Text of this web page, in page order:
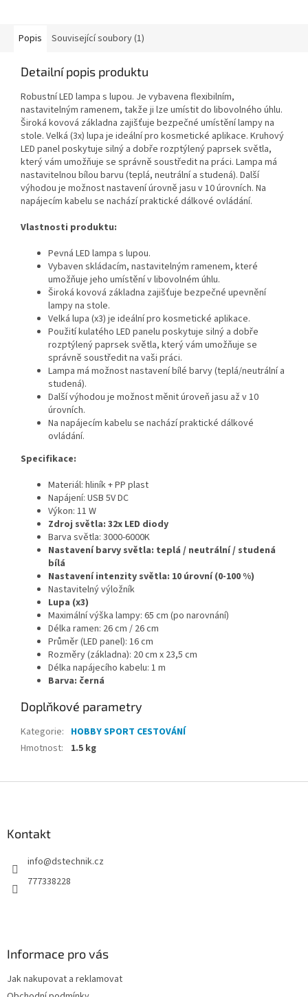
Popis Související soubory (1)
Detailní popis produktu
Robustní LED lampa s lupou. Je vybavena flexibilním,
nastavitelným ramenem, takže ji lze umístit do libovolného úhlu.
Široká kovová základna zajišťuje bezpečné umístění lampy na
stole. Velká (3x) lupa je ideální pro kosmetické aplikace. Kruhový
LED panel poskytuje silný a dobře rozptýlený paprsek světla,
který vám umožňuje se správně soustředit na práci. Lampa má
nastavitelnou bílou barvu (teplá, neutrální a studená). Další
výhodou je možnost nastavení úrovně jasu v 10 úrovních. Na
napájecím kabelu se nachází praktické dálkové ovládání.
Vlastnosti produktu:
Pevná LED lampa s lupou.
Vybaven skládacím, nastavitelným ramenem, které
umožňuje jeho umístění v libovolném úhlu.
Široká kovová základna zajišťuje bezpečné upevnění
lampy na stole.
Velká lupa (x3) je ideální pro kosmetické aplikace.
Použití kulatého LED panelu poskytuje silný a dobře
rozptýlený paprsek světla, který vám umožňuje se
správně soustředit na vaši práci.
Lampa má možnost nastavení bílé barvy (teplá/neutrální a
studená).
Další výhodou je možnost měnit úroveň jasu až v 10
úrovních.
Na napájecím kabelu se nachází praktické dálkové
ovládání.
Specifikace:
Materiál: hliník + PP plast
Napájení: USB 5V DC
Výkon: 11 W
Zdroj světla: 32x LED diody
Barva světla: 3000-6000K
Nastavení barvy světla: teplá / neutrální / studená
bílá
Nastavení intenzity světla: 10 úrovní (0-100 %)
Nastavitelný výložník
Lupa (x3)
Maximální výška lampy: 65 cm (po narovnání)
Délka ramen: 26 cm / 26 cm
Průměr (LED panel): 16 cm
Rozměry (základna): 20 cm x 23,5 cm
Délka napájecího kabelu: 1 m
Barva: černá
Doplňkové parametry
Kategorie: HOBBY SPORT CESTOVÁNÍ
Hmotnost: 1.5 kg
Kontakt
info@dstechnik.cz
777338228
Informace pro vás
Jak nakupovat a reklamovat